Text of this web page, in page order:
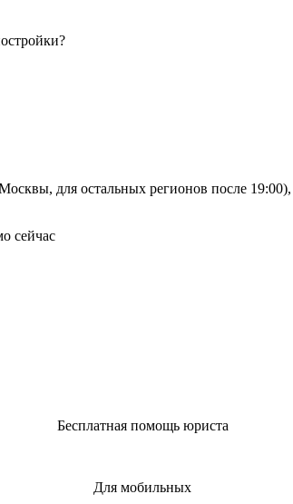
для остальных регионов после
сейчас
Бесплатная помощь юриста
Для мобильных